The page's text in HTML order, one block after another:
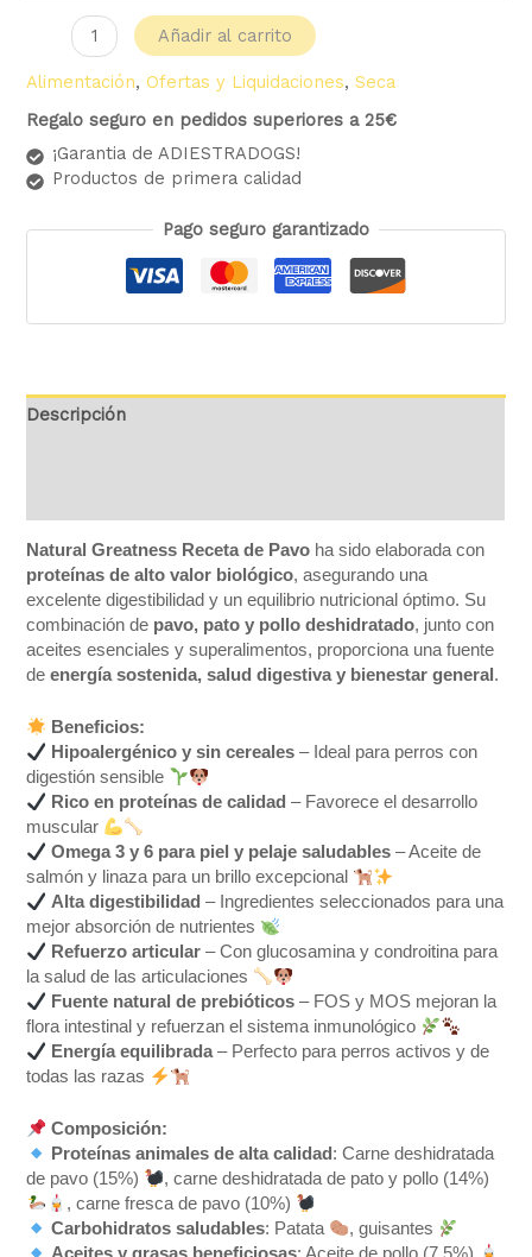
Añadir al carrito
Alimentación, Ofertas y Liquidaciones,Seca
Regalo seguro en pedidos superiores a 25€
¡Garantia de ADIESTRADOGS!
Productos de primera calidad
Pago seguro garantizado
Descripción
Natural Greatness Receta de Pavo ha sido elaborada con
proteínas de alto valor biológico, asegurando una
excelente digestibilidad y un equilibrio nutricional óptimo. Su
combinación de pavo, pato y pollo deshidratado, junto con
aceites esenciales y superalimentos, proporciona una fuente
deenergía sostenida, salud digestiva y bienestar general .
Beneficios:
Hipoalergénico y sin cereales – Ideal para perros con
digestión sensible
Rico en proteínas de calidad – Favorece el desarrollo
muscular
Omega 3 y 6 para piel y pelaje saludables – Aceite de
salmón y linaza para un brillo excepcional
Alta digestibilidad – Ingredientes seleccionados para una
mejor absorción de nutrientes
Refuerzo articular – Con glucosamina y condroitina para
la salud de las articulaciones
Fuente natural de prebióticos – FOS y MOS mejoran la
flora intestinal y refuerzan el sistema inmunológico
Energía equilibrada – Perfecto para perros activos y de
todas las razas
Composición:
Proteínas animales de alta calidad : Carne deshidratada
de pavo (15%)
, carne deshidratada de pato y pollo (14%)
, carne fresca de pavo (10%)
Carbohidratos saludables: Patata
, guisantes